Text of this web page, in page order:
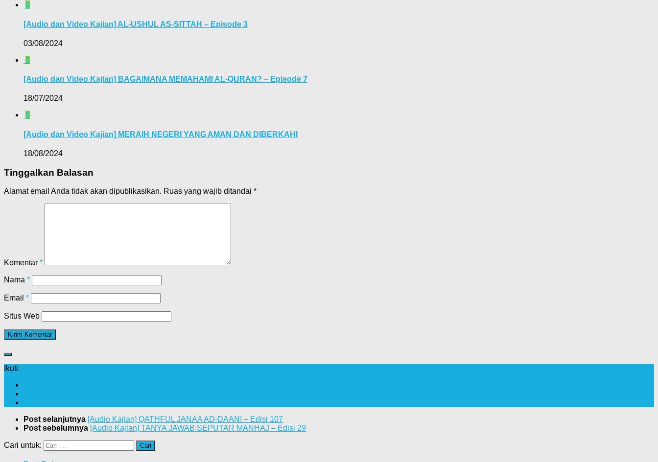
0
[Audio dan Video Kajian] AL-USHUL AS-SITTAH – Episode 3
03/08/2024
0
[Audio dan Video Kajian] BAGAIMANA MEMAHAMI AL-QURAN? – Episode 7
18/07/2024
0
[Audio dan Video Kajian] MERAIH NEGERI YANG AMAN DAN DIBERKAHI
18/08/2024
Tinggalkan Balasan
Alamat email Anda tidak akan dipublikasikan. Ruas yang wajib ditandai *
Komentar *
Nama *
Email *
Situs Web
Ikuti
Post selanjutnya [Audio Kajian] QATHFUL JANAA AD-DAANI – Edisi 107
Post sebelumnya [Audio Kajian] TANYA JAWAB SEPUTAR MANHAJ – Edisi 29
Cari untuk: